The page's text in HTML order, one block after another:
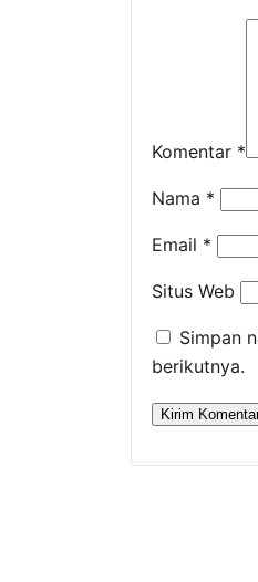
Komentar *
Nama *
Email *
Situs Web
Simpan
berikutnya.